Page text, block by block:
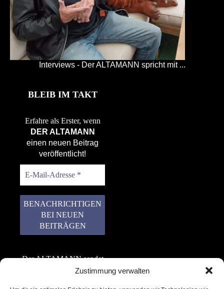
Zustimmung verwalten
Interviews - Der ALTAMANN spricht mit ...
BLEIB IM TAKT
Erfahre als Erster, wenn
DER ALTAMANN
einen neuen Beitrag
veröffentlicht!
Der ALTAMANN sendet
keinen Spam! Er gibt